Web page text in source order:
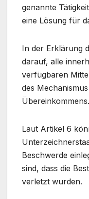
genannte
eine Lösung für
In der Erklärung
darauf, alle
verfügbaren
des
Übereinkommens.
Laut Artikel 6
Beschwerde
sind, dass die
verletzt wurden.